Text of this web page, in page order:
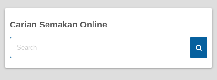
Carian Semakan Online